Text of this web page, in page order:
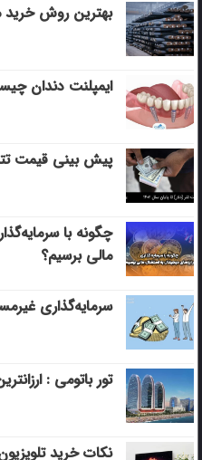
بهترین روش خرید
ایمپلنت دندان
پیش بینی قیمت تتر
چگونه با
مالی برسیم؟
سرمایه‌گذاری
تور باتومی :
نکات خرید تلویزیون